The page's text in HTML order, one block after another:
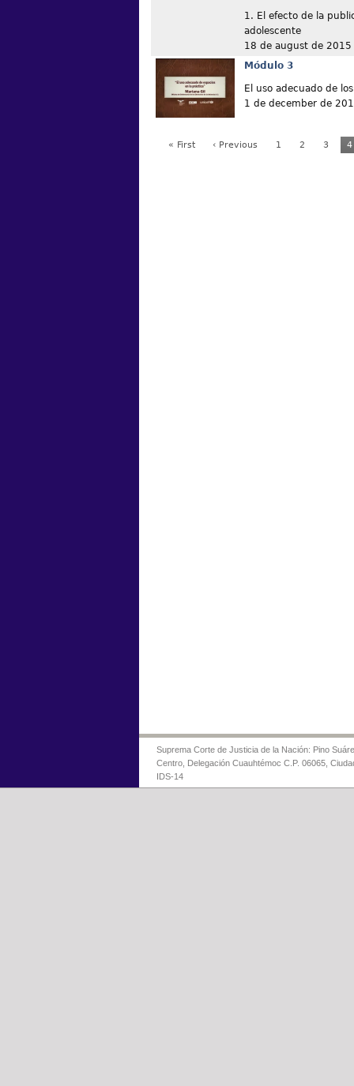
1. El efecto de la
adolescente
18 de august de 2015
Módulo 3
El uso adecuado de
1 de december de
« First ‹ Previous 1 2 3 4
Suprema Corte de Justicia de la Nación: Pino
Centro, Delegación Cuauhtémoc C.P. 06065,
IDS-14